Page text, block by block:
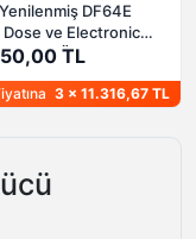
DF64E
Dose ve Electronic
Kahve Öğütücü
TL
3 x 11.316,67 TL